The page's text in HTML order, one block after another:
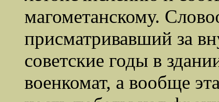
магометанскому.
присматривавший за
советские годы в
военкомат, а вообще